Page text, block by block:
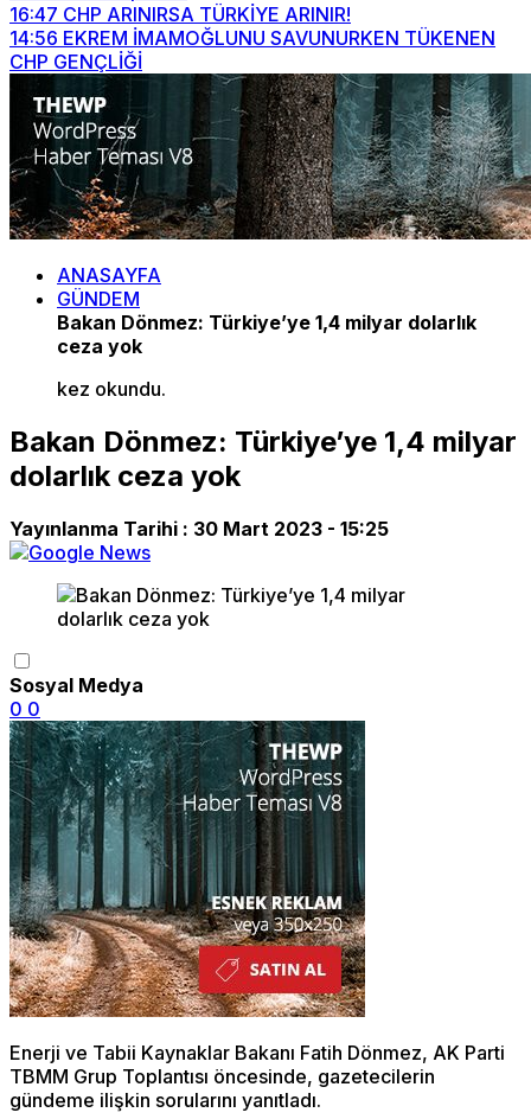
16:47 CHP ARINIRSA TÜRKİYE ARINIR!
14:56 EKREM İMAMOĞLUNU SAVUNURKEN TÜKENEN
CHP GENÇLİĞİ
ANASAYFA
GÜNDEM
Bakan Dönmez: Türkiye’ye 1,4 milyar dolarlık
ceza yok
kez okundu.
Bakan Dönmez: Türkiye’ye 1,4 milyar
dolarlık ceza yok
Yayınlanma Tarihi : 30 Mart 2023 - 15:25
Sosyal Medya
0 0
Enerji ve Tabii Kaynaklar Bakanı Fatih Dönmez, AK Parti
TBMM Grup Toplantısı öncesinde, gazetecilerin
gündeme ilişkin sorularını yanıtladı.